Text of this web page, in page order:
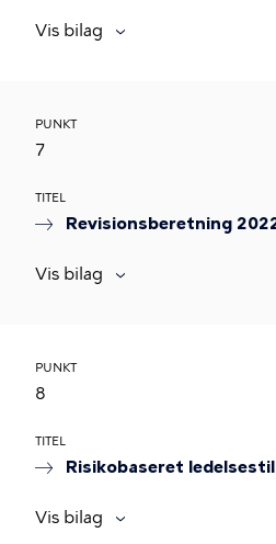
Vis bilag
PUNKT
7
TITEL
Revisionsberetning
Vis bilag
PUNKT
8
TITEL
Risikobaseret
Vis bilag